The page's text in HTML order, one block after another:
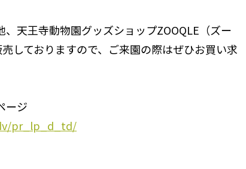
天王寺動物園グッズショップZOOQLE（ズー
しておりますので、ご来園の際はぜひお買い求
ージ
pr_lp_d_td/